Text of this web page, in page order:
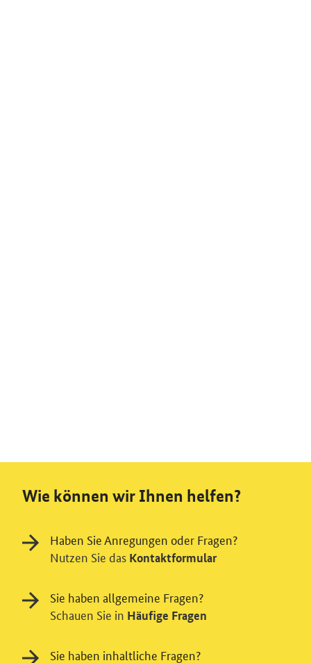
Wie können wir Ihnen helfen?
Haben Sie Anregungen oder Fragen?
Nutzen Sie das Kontaktformular
Sie haben allgemeine Fragen?
Schauen Sie in Häufige Fragen
Sie haben inhaltliche Fragen?